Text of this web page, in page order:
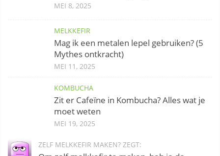
MEI 8, 2025
MELKKEFIR
Mag ik een metalen lepel gebruiken? (5
Mythes ontkracht)
MEI 11, 2025
KOMBUCHA
Zit er Cafeïne in Kombucha? Alles wat je
moet weten
MEI 19, 2025
ZELF MELKKEFIR MAKEN? ZEGT: